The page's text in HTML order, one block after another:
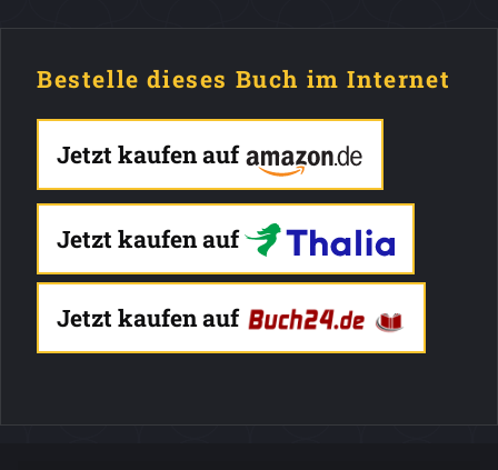
Bestelle dieses Buch im Internet
Jetzt kaufen auf
Jetzt kaufen auf
Jetzt kaufen auf